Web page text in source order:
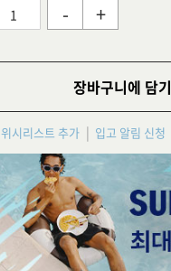
- +
장바구니에 담기
위시리스트 추가 입고 알림 신청